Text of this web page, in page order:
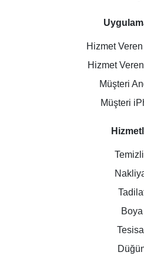
Hizmet
Hizmet
Müşteri
Müşteri
Boya